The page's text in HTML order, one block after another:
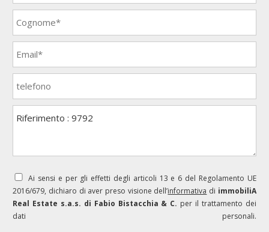
Ai sensi e per gli effetti degli articoli 13 e 6 del Regolamento UE
2016/679, dichiaro di aver preso visione dell’informativa di immobiliA
Real Estate s.a.s. di Fabio Bistacchia & C. per il trattamento dei
dati personali.